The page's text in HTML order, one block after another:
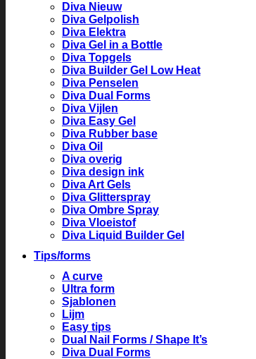
Diva Nieuw
Diva Gelpolish
Diva Elektra
Diva Gel in a Bottle
Diva Topgels
Diva Builder Gel Low Heat
Diva Penselen
Diva Dual Forms
Diva Vijlen
Diva Easy Gel
Diva Rubber base
Diva Oil
Diva overig
Diva design ink
Diva Art Gels
Diva Glitterspray
Diva Ombre Spray
Diva Vloeistof
Diva Liquid Builder Gel
Tips/forms
A curve
Ultra form
Sjablonen
Lijm
Easy tips
Dual Nail Forms / Shape It’s
Diva Dual Forms